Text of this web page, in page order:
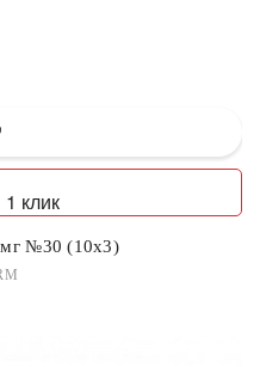
1 клик
мг №30 (10х3)